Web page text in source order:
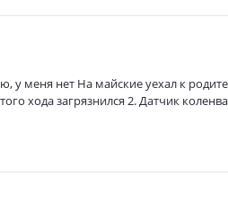
у меня нет На майские уехал к
хода загрязнился 2. Датчик